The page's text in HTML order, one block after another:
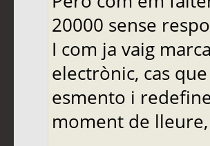
20000 sense
I com ja vaig
electrònic, cas
esmento i
moment de